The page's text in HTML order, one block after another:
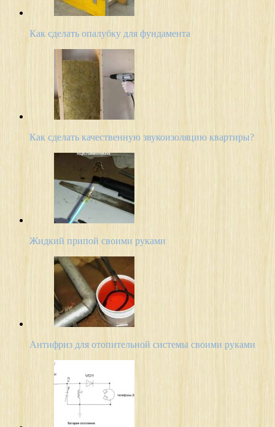
Как сделать опалубку для фундамента
Как сделать качественную звукоизоляцию квартиры?
Жидкий припой своими руками
Антифриз для отопительной системы своими руками